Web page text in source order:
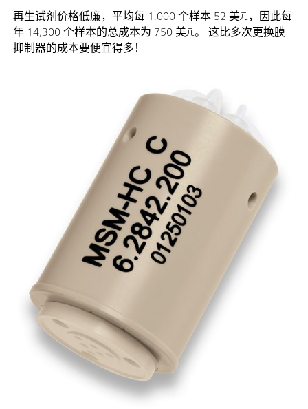
再生试剂价格低廉，平均每 1,000 个样本 52 美元，因此每
年 14,300 个样本的总成本为 750 美元。 这比多次更换膜
抑制器的成本要便宜得多！